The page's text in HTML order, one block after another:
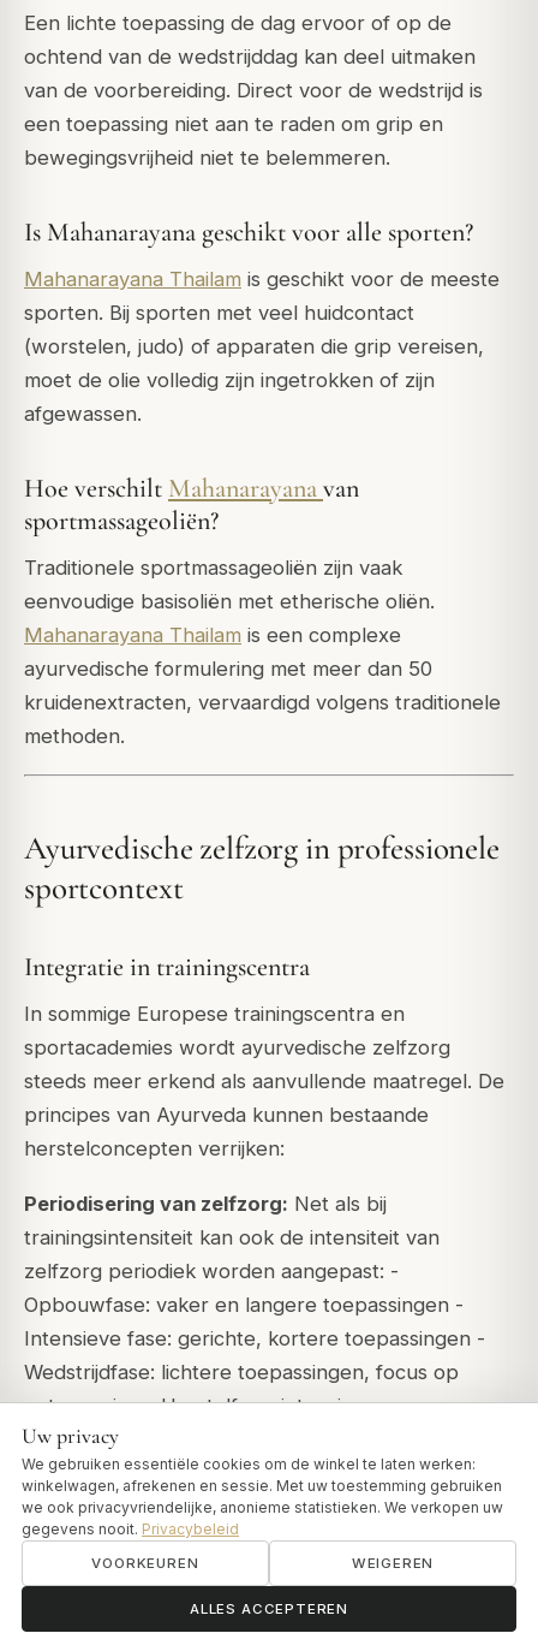
Een lichte toepassing de dag ervoor of op de
ochtend van de wedstrijddag kan deel uitmaken
van de voorbereiding. Direct voor de wedstrijd is
een toepassing niet aan te raden om grip en
bewegingsvrijheid niet te belemmeren.
Is Mahanarayana geschikt voor alle sporten?
Mahanarayana Thailam is geschikt voor de meeste
sporten. Bij sporten met veel huidcontact
(worstelen, judo) of apparaten die grip vereisen,
moet de olie volledig zijn ingetrokken of zijn
afgewassen.
Hoe verschilt Mahanarayanavan
sportmassageoliën?
Traditionele sportmassageoliën zijn vaak
eenvoudige basisoliën met etherische oliën.
Mahanarayana Thailam is een complexe
ayurvedische formulering met meer dan 50
kruidenextracten, vervaardigd volgens traditionele
methoden.
Ayurvedische zelfzorg in professionele
sportcontext
Integratie in trainingscentra
In sommige Europese trainingscentra en
sportacademies wordt ayurvedische zelfzorg
steeds meer erkend als aanvullende maatregel. De
principes van Ayurveda kunnen bestaande
herstelconcepten verrijken:
Periodisering van zelfzorg: Net als bij
trainingsintensiteit kan ook de intensiteit van
zelfzorg periodiek worden aangepast: -
Opbouwfase: vaker en langere toepassingen -
Intensieve fase: gerichte, kortere toepassingen -
Wedstrijdfase: lichtere toepassingen, focus op
ontspanning - Herstelfase: intensieve,
regeneratieve rituelen
Teamcontext:In teamsporten kan de gezamenlijke
introductie van ayurvedische zelfzorgpraktijken het
teambewustzijn voor herstel versterken.
Workshops over zelfmassagetechnieken kunnen
waardevolle aanvullingen zijn op teambuilding.
Uw privacy
We gebruiken essentiële cookies om de winkel te laten werken:
winkelwagen, afrekenen en sessie. Met uw toestemming gebruiken
we ook privacyvriendelijke, anonieme statistieken. We verkopen uw
gegevens nooit. Privacybeleid
VOORKEUREN WEIGEREN
ALLES ACCEPTEREN